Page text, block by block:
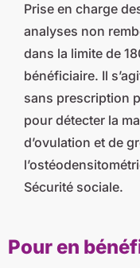
Prise en charge
analyses non
dans la limite de
bénéficiaire. Il
sans prescription
pour détecter la
d’ovulation et de
Sécurité sociale.
Pour en